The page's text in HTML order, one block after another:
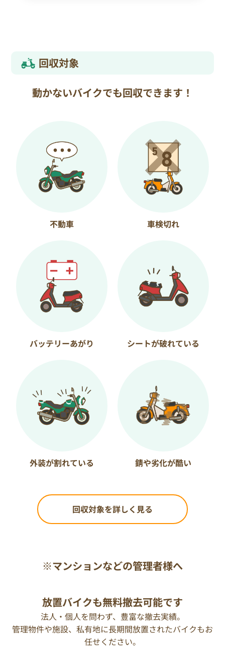
回収対象
動かないバイクでも回収できます！
不動車 車検切れ
バッテリーあがり シートが破れている
外装が割れている 錆や劣化が酷い
回収対象を詳しく見る
※マンションなどの管理者様へ
放置バイクも無料撤去可能です
法人・個人を問わず、豊富な撤去実績。
管理物件や施設、私有地に長期間放置されたバイクもお
任せください。